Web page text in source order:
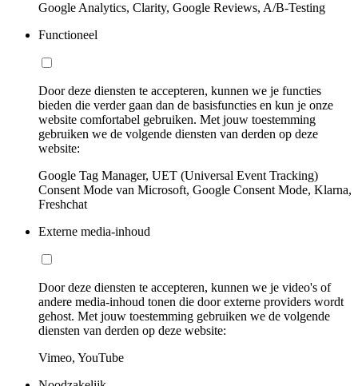
Google Analytics, Clarity, Google Reviews, A/B-Testing
Functioneel
Door deze diensten te accepteren, kunnen we je functies
bieden die verder gaan dan de basisfuncties en kun je onze
website comfortabel gebruiken. Met jouw toestemming
gebruiken we de volgende diensten van derden op deze
website:
Google Tag Manager, UET (Universal Event Tracking)
Consent Mode van Microsoft, Google Consent Mode, Klarna,
Freshchat
Externe media-inhoud
Door deze diensten te accepteren, kunnen we je video's of
andere media-inhoud tonen die door externe providers wordt
gehost. Met jouw toestemming gebruiken we de volgende
diensten van derden op deze website:
Vimeo, YouTube